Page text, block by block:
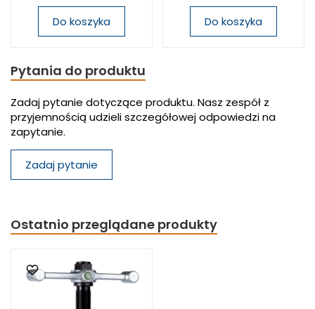
Do koszyka Do koszyka
Pytania do produktu
Zadaj pytanie dotyczące produktu. Nasz zespół z
przyjemnością udzieli szczegółowej odpowiedzi na
zapytanie.
Zadaj pytanie
Ostatnio przeglądane produkty